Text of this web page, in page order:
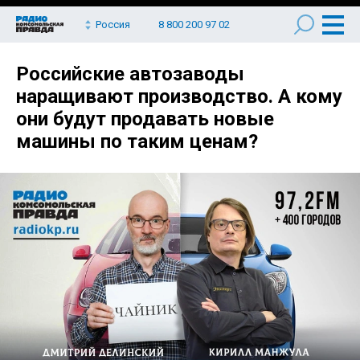
Россия 8 800 200 97 02
Российские автозаводы
наращивают производство. А кому
они будут продавать новые
машины по таким ценам?